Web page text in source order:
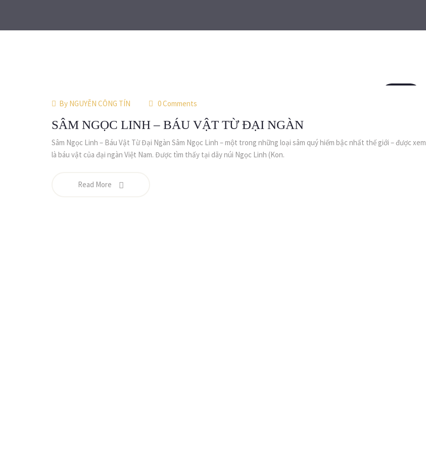
By NGUYỄN CÔNG TÍN 0 Comments
SÂM NGỌC LINH – BÁU VẬT TỪ ĐẠI NGÀN
Sâm Ngọc Linh – Báu Vật Từ Đại Ngàn Sâm Ngọc Linh – một trong những loại sâm quý hiếm bậc nhất thế giới – được xem
là báu vật của đại ngàn Việt Nam. Được tìm thấy tại dãy núi Ngọc Linh (Kon.
Read More